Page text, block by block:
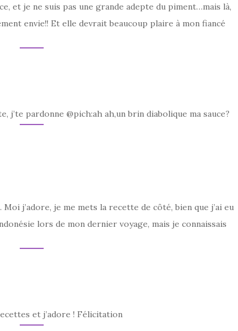
et je ne suis pas une grande adepte du piment…mais là,
envie!! Et elle devrait beaucoup plaire à mon fiancé
j’te pardonne @pich:ah ah,un brin diabolique ma sauce?
Moi j’adore, je me mets la recette de côté, bien que j’ai eu
lors de mon dernier voyage, mais je connaissais
et j’adore ! Félicitation